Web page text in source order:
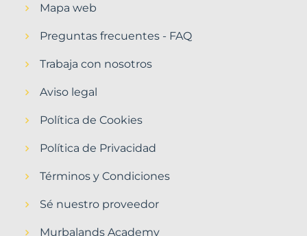
Mapa web
Preguntas frecuentes - FAQ
Trabaja con nosotros
Aviso legal
Política de Cookies
Política de Privacidad
Términos y Condiciones
Sé nuestro proveedor
Murbalands Academy